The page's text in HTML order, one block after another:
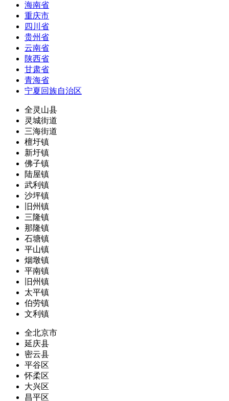
海南省
重庆市
四川省
贵州省
云南省
陕西省
甘肃省
青海省
宁夏回族自治区
全灵山县
灵城街道
三海街道
檀圩镇
新圩镇
佛子镇
陆屋镇
武利镇
沙坪镇
旧州镇
三隆镇
那隆镇
石塘镇
平山镇
烟墩镇
平南镇
旧州镇
太平镇
伯劳镇
文利镇
全北京市
延庆县
密云县
平谷区
怀柔区
大兴区
昌平区